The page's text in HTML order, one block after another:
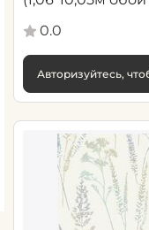
0.0
Авторизуйтесь,